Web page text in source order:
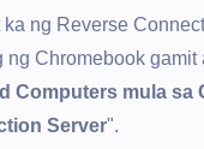
ng Reverse
ng Chromebook gamit
Computers mula sa
Server".